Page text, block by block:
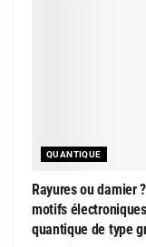
QUANTIQUE
Rayures ou damier
motifs
quantique de type